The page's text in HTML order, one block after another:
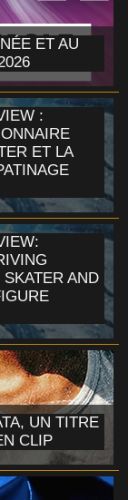
ET AU
:
ET LA
AND
UN TITRE
CLIP